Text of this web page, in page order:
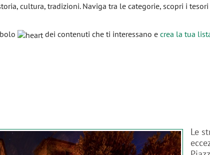
cultura, tradizioni. Naviga tra le categorie, scopri i
dei contenuti che ti interessano e crea la tua
Le